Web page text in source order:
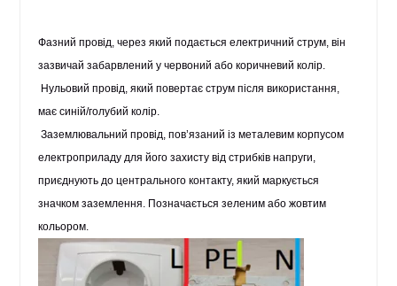
Фазний провід, через який подається електричний струм, він
зазвичай забарвлений у червоний або коричневий колір.
Нульовий провід, який повертає струм після використання,
має синій/голубий колір.
Заземлювальний провід, пов’язаний із металевим корпусом
електроприладу для його захисту від стрибків напруги,
приєднують до центрального контакту, який маркується
значком заземлення. Позначається зеленим або жовтим
кольором.